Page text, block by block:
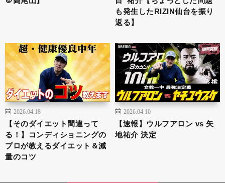
も発生したRIZIN仙台を振り
返る】
2026.04.18
【そのダイエット間違って
る！】コンディショニングの
プロが教えるダイエット＆減
量のコツ
2026.04.10
【速報】ウルフアロン vs 矢
地祐介 決定